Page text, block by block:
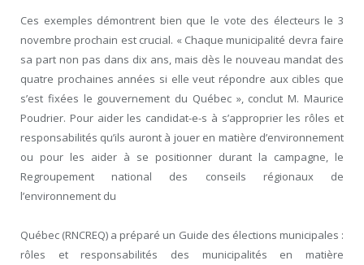
Ces exemples démontrent bien que le vote des électeurs le 3
novembre prochain est crucial. « Chaque municipalité devra faire
sa part non pas dans dix ans, mais dès le nouveau mandat des
quatre prochaines années si elle veut répondre aux cibles que
s’est fixées le gouvernement du Québec », conclut M. Maurice
Poudrier. Pour aider les candidat-e-s à s’approprier les rôles et
responsabilités qu’ils auront à jouer en matière d’environnement
ou pour les aider à se positionner durant la campagne, le
Regroupement national des conseils régionaux de
l’environnement du
Québec (RNCREQ) a préparé un Guide des élections municipales :
rôles et responsabilités des municipalités en matière